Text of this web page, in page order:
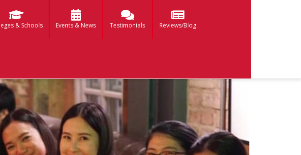
& Schools Events & News Testimonials Reviews/Blog